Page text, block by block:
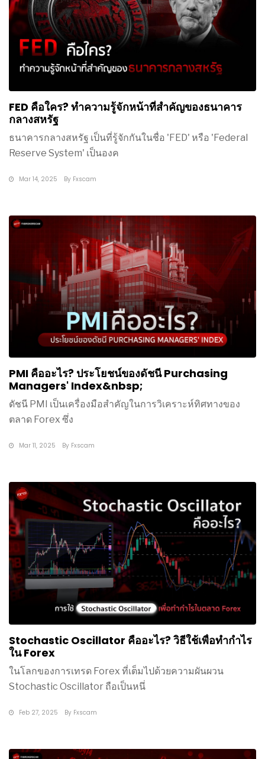
FED คือใคร? ทำความรู้จักหน้าที่สำคัญของธนาคาร
กลางสหรัฐ
ธนาคารกลางสหรัฐ เป็นที่รู้จักกันในชื่อ 'FED' หรือ 'Federal
Reserve System' เป็นองค
Mar 14, 2025 By Fxscam
PMI คืออะไร? ประโยชน์ของดัชนี Purchasing
Managers' Index&nbsp;
ดัชนี PMI เป็นเครื่องมือสำคัญในการวิเคราะห์ทิศทางของ
ตลาด Forex ซึ่ง
Mar 11, 2025 By Fxscam
Stochastic Oscillator คืออะไร? วิธีใช้เพื่อทำกำไร
ใน Forex
ในโลกของการเทรด Forex ที่เต็มไปด้วยความผันผวน
Stochastic Oscillator ถือเป็นหนึ่
Feb 27, 2025 By Fxscam